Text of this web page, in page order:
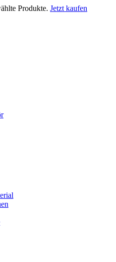
Produkte. Jetzt kaufen